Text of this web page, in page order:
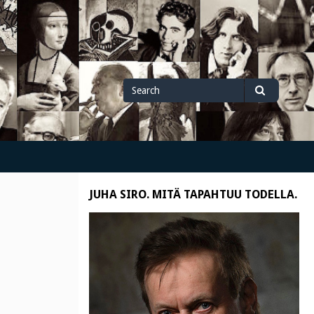
Search
for
Search
JUHA SIRO. MITÄ TAPAHTUU TODELLA.